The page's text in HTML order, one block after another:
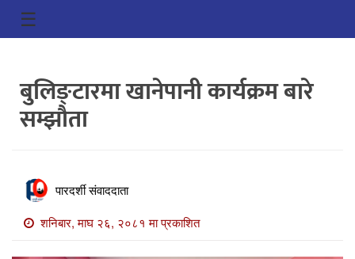
गृहपृष्ठ
भिडियो
प्रमुख
खबर
समाचार
खबर
माडी
☰
बुलिङ्टारमा खानेपानी कार्यक्रम बारे
सम्झौता
पारदर्शी संवाददाता
शनिबार, माघ २६, २०८१ मा प्रकाशित